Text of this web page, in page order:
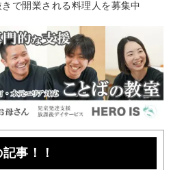
で開業される料理人を募集中
事！！